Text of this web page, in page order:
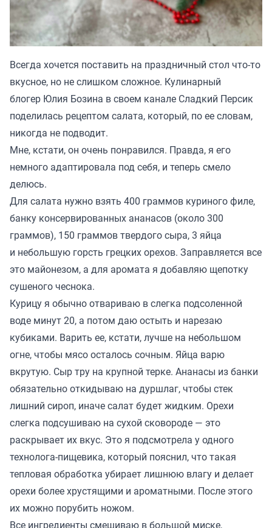
Всегда хочется поставить на праздничный стол что-то
вкусное, но не слишком сложное. Кулинарный
блогер Юлия Бозина в своем канале Сладкий Персик
поделилась рецептом салата, который, по ее словам,
никогда не подводит.
Мне, кстати, он очень понравился. Правда, я его
немного адаптировала под себя, и теперь смело
делюсь.
Для салата нужно взять 400 граммов куриного филе,
банку консервированных ананасов (около 300
граммов), 150 граммов твердого сыра, 3 яйца
и небольшую горсть грецких орехов. Заправляется все
это майонезом, а для аромата я добавляю щепотку
сушеного чеснока.
Курицу я обычно отвариваю в слегка подсоленной
воде минут 20, а потом даю остыть и нарезаю
кубиками. Варить ее, кстати, лучше на небольшом
огне, чтобы мясо осталось сочным. Яйца варю
вкрутую. Сыр тру на крупной терке. Ананасы из банки
обязательно откидываю на дуршлаг, чтобы стек
лишний сироп, иначе салат будет жидким. Орехи
слегка подсушиваю на сухой сковороде — это
раскрывает их вкус. Это я подсмотрела у одного
технолога-пищевика, который пояснил, что такая
тепловая обработка убирает лишнюю влагу и делает
орехи более хрустящими и ароматными. После этого
их можно порубить ножом.
Все ингредиенты смешиваю в большой миске,